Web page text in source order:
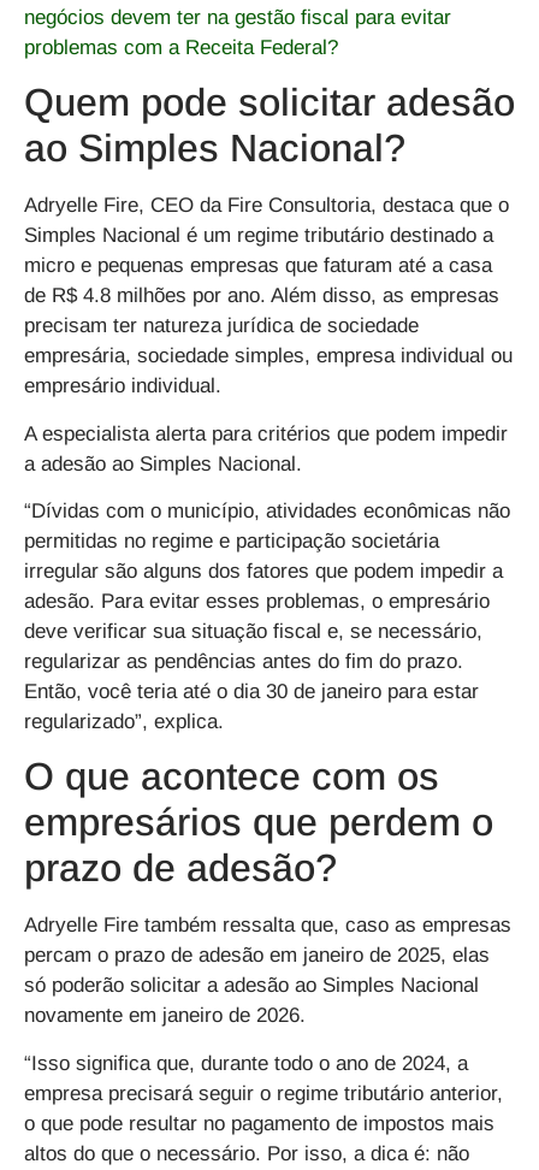
negócios devem ter na gestão fiscal para evitar
problemas com a Receita Federal?
Quem pode solicitar adesão
ao Simples Nacional?
Adryelle Fire, CEO da Fire Consultoria, destaca que o
Simples Nacional é um regime tributário destinado a
micro e pequenas empresas que faturam até a casa
de R$ 4.8 milhões por ano. Além disso, as empresas
precisam ter natureza jurídica de sociedade
empresária, sociedade simples, empresa individual ou
empresário individual.
A especialista alerta para critérios que podem impedir
a adesão ao Simples Nacional.
“Dívidas com o município, atividades econômicas não
permitidas no regime e participação societária
irregular são alguns dos fatores que podem impedir a
adesão. Para evitar esses problemas, o empresário
deve verificar sua situação fiscal e, se necessário,
regularizar as pendências antes do fim do prazo.
Então, você teria até o dia 30 de janeiro para estar
regularizado”, explica.
O que acontece com os
empresários que perdem o
prazo de adesão?
Adryelle Fire também ressalta que, caso as empresas
percam o prazo de adesão em janeiro de 2025, elas
só poderão solicitar a adesão ao Simples Nacional
novamente em janeiro de 2026.
“Isso significa que, durante todo o ano de 2024, a
empresa precisará seguir o regime tributário anterior,
o que pode resultar no pagamento de impostos mais
altos do que o necessário. Por isso, a dica é: não